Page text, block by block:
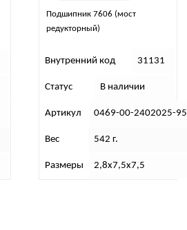
Подшипник 7606 (мост
редукторный)
Внутренний код 31131
Статус В наличии
Артикул 0469-00-2402025-95
Вес 542 г.
Размеры 2,8х7,5х7,5